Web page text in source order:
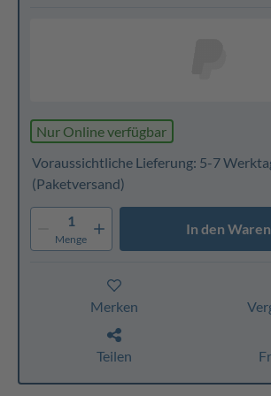
Nur Online verfügbar
Voraussichtliche Lieferung: 5-7
(Paketversand)
1
Menge
In den
Merken
Teilen